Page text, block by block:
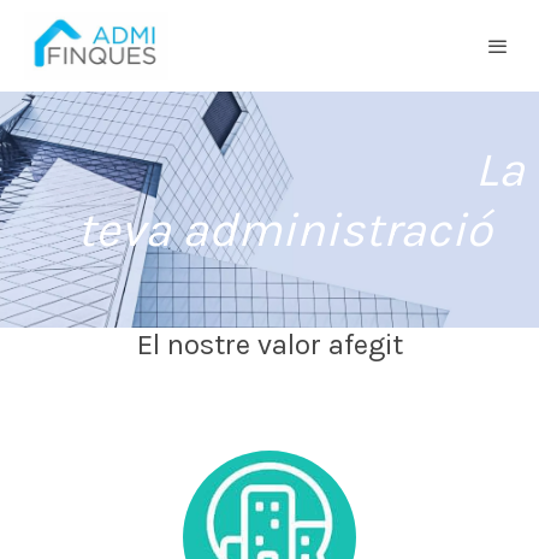
La
teva administració
El nostre valor afegit